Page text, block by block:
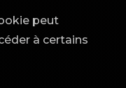
peut
à certains